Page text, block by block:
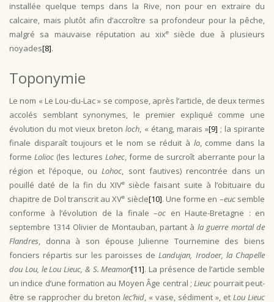
installée quelque temps dans la Rive, non pour en extraire du
calcaire, mais plutôt afin d’accroître sa profondeur pour la pêche,
malgré sa mauvaise réputation au xixesiècle due à plusieurs
noyades[8].
Toponymie
Le nom « Le Lou-du-Lac » se compose, après l’article, de deux termes
accolés semblant synonymes, le premier expliqué comme une
évolution du mot vieux bretonloch, « étang, marais »[9] ; la spirante
finale disparaît toujours et le nom se réduit à lo, comme dans la
formeLolioc (les lectures Lohec, forme de surcroît aberrante pour la
région et l’époque, ouLohoc, sont fautives) rencontrée dans un
pouillé daté de la fin du XIVe siècle faisant suite à l’obituaire du
chapitre de Dol transcrit au XVe siècle[10]. Une forme en –eucsemble
conforme à l’évolution de la finale –oc en Haute-Bretagne : en
septembre 1314 Olivier de Montauban, partant à la guerre mortal de
Flandres, donna à son épouse Julienne Tournemine des biens
fonciers répartis sur les paroisses deLandujan, Irodoer, la Chapelle
dou Lou, le Lou Lieuc, & S. Meamon[11]. La présence de l’article semble
un indice d’une formation au Moyen Âge central ;Lieuc pourrait peut-
être se rapprocher du breton lec’hid, « vase, sédiment », et Lou Lieuc